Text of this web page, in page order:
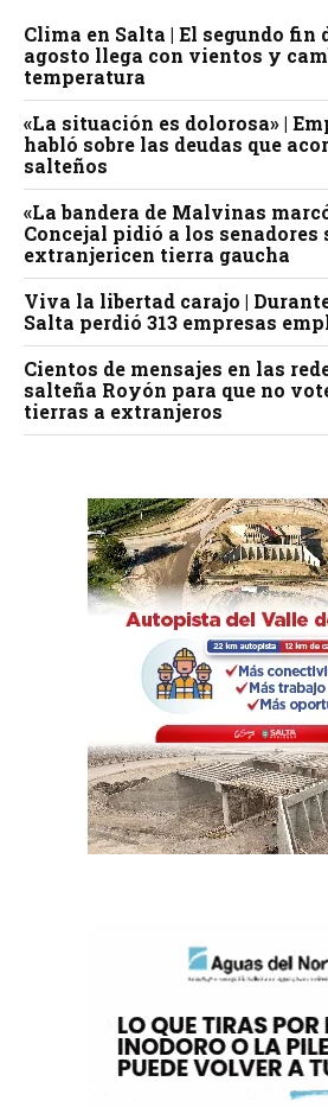
Clima en Salta | El segundo fin
agosto llega con vientos y
temperatura
«La situación es dolorosa» |
habló sobre las deudas que
salteños
«La bandera de Malvinas
Concejal pidió a los senadores
extranjericen tierra gaucha
Viva la libertad carajo |
Salta perdió 313 empresas
Cientos de mensajes en las
salteña Royón para que no
tierras a extranjeros